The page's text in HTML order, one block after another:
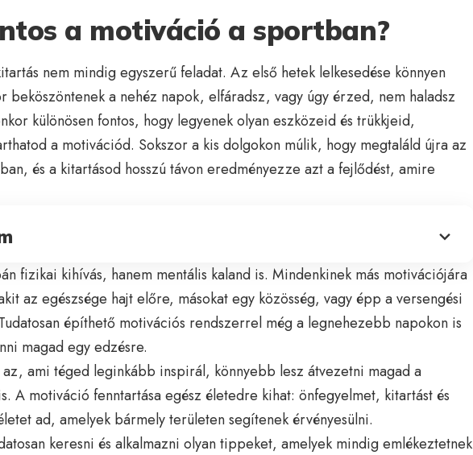
a motiváció a sportban?
nem mindig egyszerű feladat. Az első hetek lelkesedése könnyen
beköszöntenek a nehéz napok, elfáradsz, vagy úgy érzed, nem haladsz
különösen fontos, hogy legyenek olyan eszközeid és trükkjeid,
a motivációd. Sokszor a kis dolgokon múlik, hogy megtaláld újra az
és a kitartásod hosszú távon eredményezze azt a fejlődést, amire
fizikai kihívás, hanem mentális kaland is. Mindenkinek más motivációjára
az egészsége hajt előre, másokat egy közösség, vagy épp a versengési
építhető motivációs rendszerrel még a legnehezebb napokon is
magad egy edzésre.
ami téged leginkább inspirál, könnyebb lesz átvezetni magad a
A motiváció fenntartása egész életedre kihat: önfegyelmet, kitartást és
ad, amelyek bármely területen segítenek érvényesülni.
keresni és alkalmazni olyan tippeket, amelyek mindig emlékeztetnek